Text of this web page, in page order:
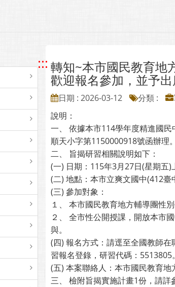
::: 轉知~本市國民教育地
歡迎報名參加，並予出
日期 : 2026-03-12 分類 :
說明：
一、 依據本市114學年度精進國
順天小字第1150000918號函辦理。
二、 旨揭研習相關說明如下：
(一) 日期：115年3月27日(星期五)
(二) 地點：本市立爽文國中(412臺
(三) 參加對象：
１、 本市國民教育地方輔導團性
２、 全市性公開授課，開放本市
與。
(四) 報名方式：請逕至全國教師
習報名登錄，研習代碼：5513805。
(五) 本案聯絡人：本市國民教育
三、 檢附旨揭實施計畫1份，請詳